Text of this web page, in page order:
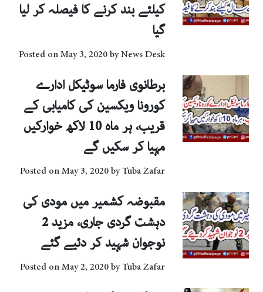
کیلئے بند کرنے کا فیصلہ کر لیا
گیا
Posted onMay 3, 2020byNews Desk
برطانوی فارما سوٹیکل ادارے
کورونا ویکسین کی کامیابی کے
قریب، ہر ماہ 10 لاکھ خوارکیں
مہیا کر سکیں گے
Posted onMay 3, 2020byTuba Zafar
مقبوضہ کشمیر میں مودی کی
دہشت گردی جاری، مزید 2
نوجوان شہید کر دئیے گئے
Posted onMay 2, 2020byTuba Zafar